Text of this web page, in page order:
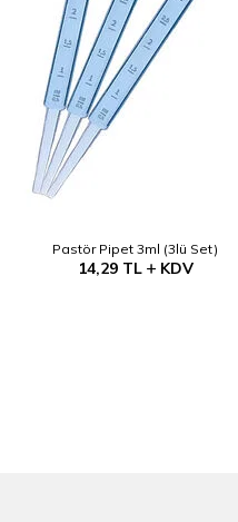
Pastör Pipet 3ml (3lü Set)
14,29TL KDV